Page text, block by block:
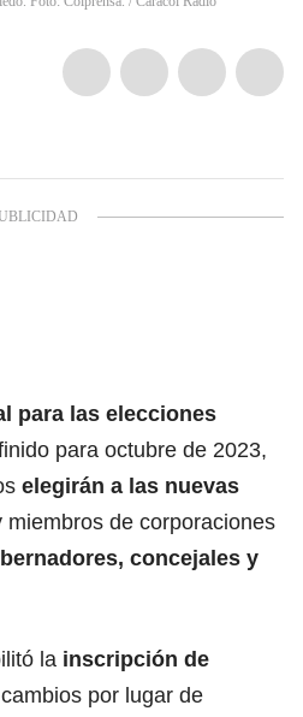
para las elecciones
para octubre de 2023,
elegirán a las nuevas
miembros de corporaciones
concejales y
la inscripción de
por lugar de